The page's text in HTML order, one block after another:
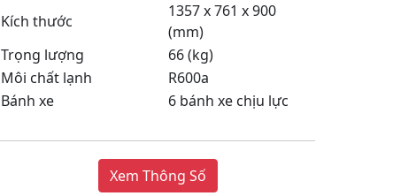
Kích thước
1357 x 761 x 900
(mm)
Trọng lượng
66 (kg)
Môi chất lạnh
R600a
Bánh xe
6 bánh xe chịu lực
Xem Thông Số